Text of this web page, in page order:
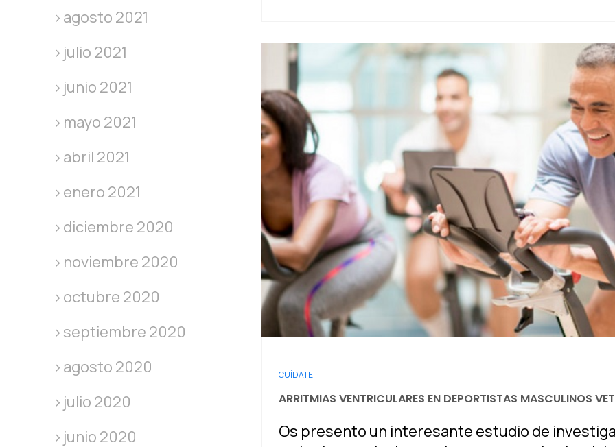
CUÍDATE
ARRITMIAS VENTRICULARES EN DEPORTISTAS MASCULINOS
Os presento un interesante estudio de
agosto 2021
julio 2021
junio 2021
mayo 2021
abril 2021
enero 2021
diciembre 2020
noviembre 2020
octubre 2020
septiembre 2020
agosto 2020
julio 2020
junio 2020